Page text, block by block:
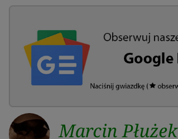
Marcin Płużek